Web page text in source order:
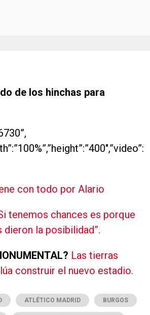
de los hinchas para
con todo por Alario
tenemos chances es porque
dieron la posibilidad”.
Las tierras
construir el nuevo estadio.
ATLÉTICO MADRID BURGOS